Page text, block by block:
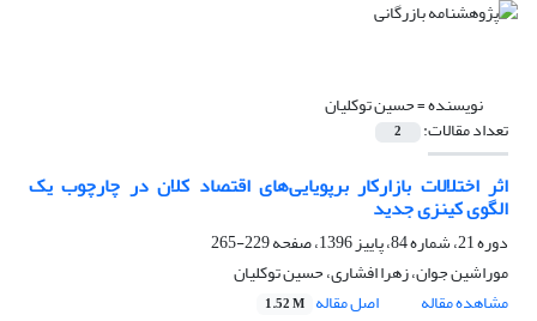
نویسنده =حسین توکلیان
تعداد مقالات: 2
اثر اختلالات بازارکار برپویایی‌های اقتصاد کلان در چارچوب یک
الگوی کینزی جدید
دوره 21، شماره 84، پاییز 1396، صفحه
229-265
موراشین جوان، زهرا افشاری، حسین توکلیان
مشاهده مقاله
اصل مقاله 1.52 M